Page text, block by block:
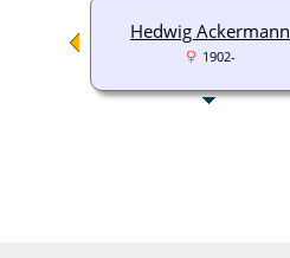
Hedwig Ackermann
1902-